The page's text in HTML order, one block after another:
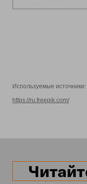
Используемые источники:
https://ru.freepik.com/